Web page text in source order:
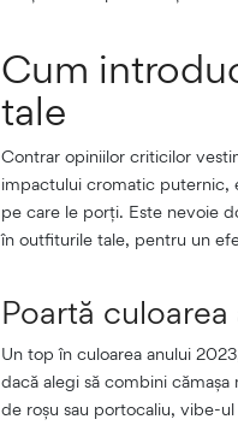
Cum
tale
Contrar opiniilor criticilor
impactului cromatic puternic,
pe care le porți. Este nevoie
în outfiturile tale, pentru un
Poartă
Un top în culoarea anului
dacă alegi să combini
de roșu sau portocaliu, vibe-